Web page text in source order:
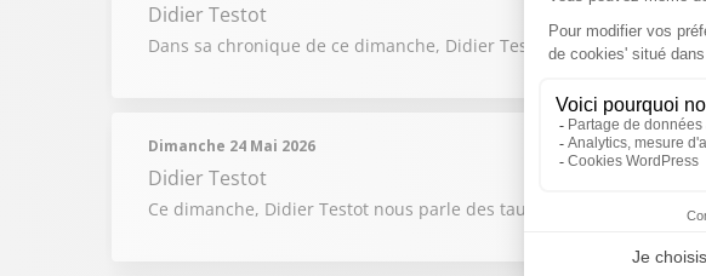
Didier Testot
Dans sa chronique de ce dimanche, Didier Testot se penche sur le
Dimanche 24 Mai 2026
Didier Testot
Ce dimanche, Didier Testot nous parle des taux d'intérêt atteignent